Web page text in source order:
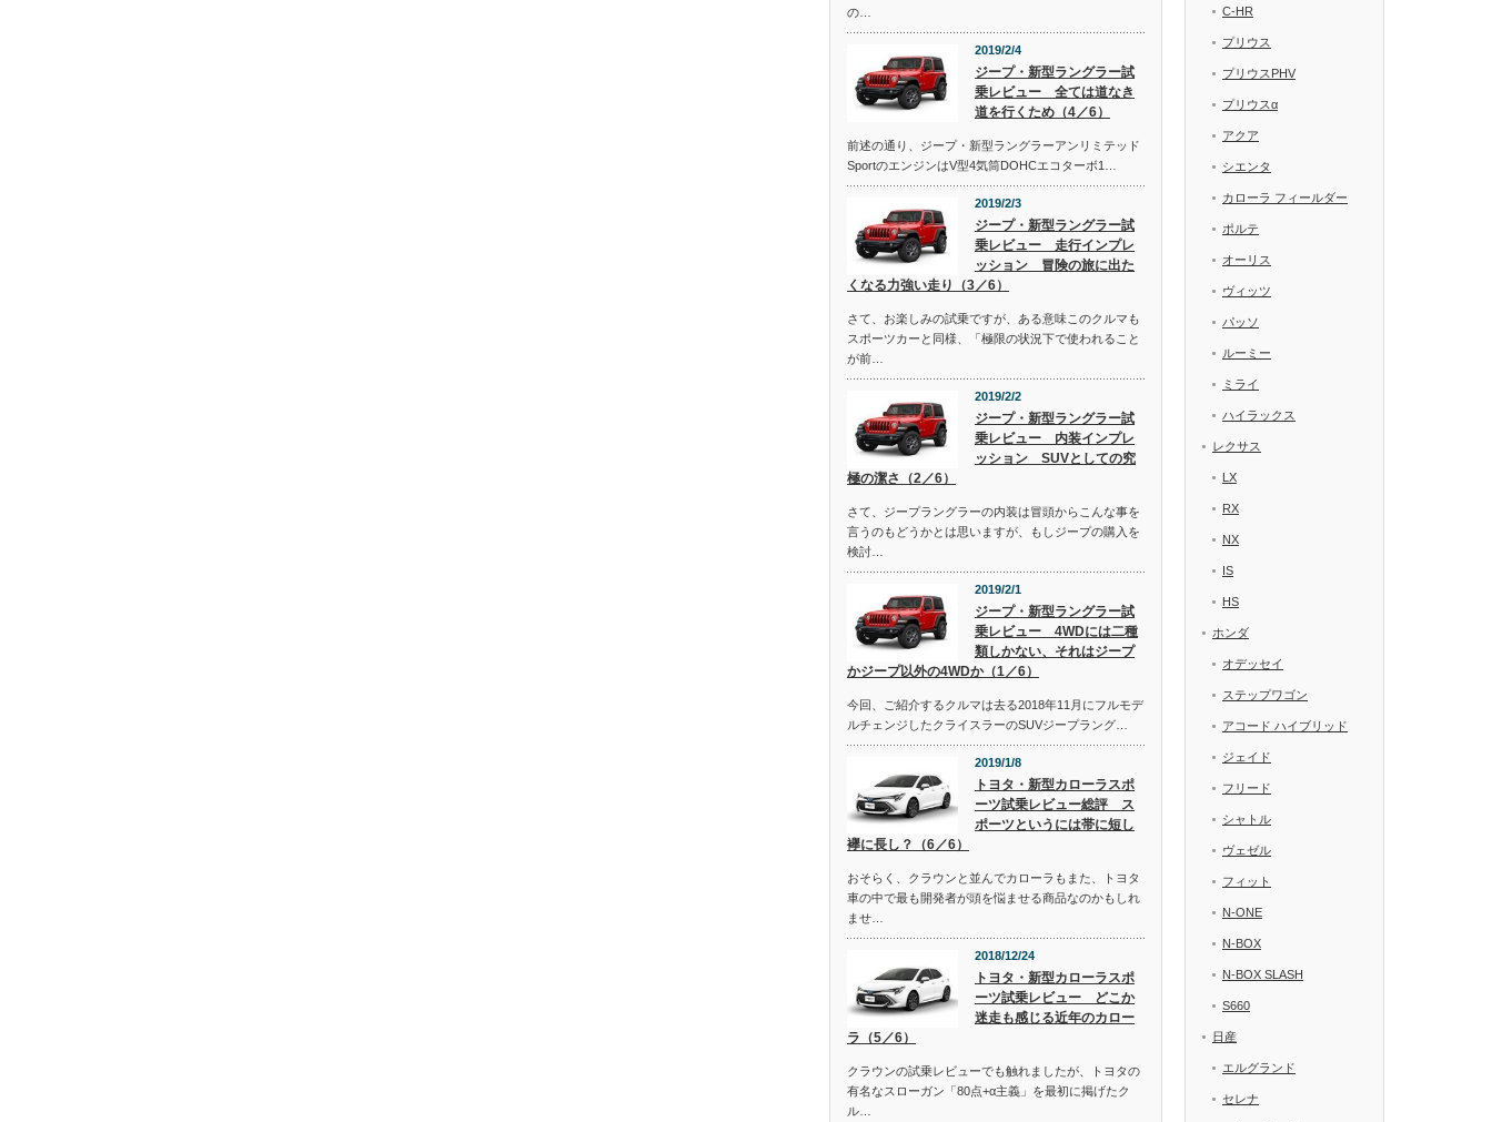
の…
2019/2/4
ジープ・新型ラングラー試
乗レビュー 全ては道なき
道を行くため（4／6）
前述の通り、ジープ・新型ラングラーアンリミテッド
SportのエンジンはV型4気筒DOHCエコターボ1…
2019/2/3
ジープ・新型ラングラー試
乗レビュー 走行インプレ
ッション 冒険の旅に出た
くなる力強い走り（3／6）
さて、お楽しみの試乗ですが、ある意味このクルマも
スポーツカーと同様、「極限の状況下で使われること
が前…
2019/2/2
ジープ・新型ラングラー試
乗レビュー 内装インプレ
ッション SUVとしての究
極の潔さ（2／6）
さて、ジープラングラーの内装は冒頭からこんな事を
言うのもどうかとは思いますが、もしジープの購入を
検討…
2019/2/1
ジープ・新型ラングラー試
乗レビュー 4WDには二種
類しかない、それはジープ
かジープ以外の4WDか（1／6）
今回、ご紹介するクルマは去る2018年11月にフルモデ
ルチェンジしたクライスラーのSUVジープラング…
2019/1/8
トヨタ・新型カローラスポ
ーツ試乗レビュー総評 ス
ポーツというには帯に短し
襷に長し？（6／6）
おそらく、クラウンと並んでカローラもまた、トヨタ
車の中で最も開発者が頭を悩ませる商品なのかもしれ
ませ…
2018/12/24
トヨタ・新型カローラスポ
ーツ試乗レビュー どこか
迷走も感じる近年のカロー
ラ（5／6）
クラウンの試乗レビューでも触れましたが、トヨタの
有名なスローガン「80点+α主義」を最初に掲げたク
ル…
C-HR
プリウス
プリウスPHV
プリウスα
アクア
シエンタ
カローラ フィールダー
ポルテ
オーリス
ヴィッツ
パッソ
ルーミー
ミライ
ハイラックス
レクサス
LX
RX
NX
IS
HS
ホンダ
オデッセイ
ステップワゴン
アコード ハイブリッド
ジェイド
フリード
シャトル
ヴェゼル
フィット
N-ONE
N-BOX
N-BOX SLASH
S660
日産
エルグランド
セレナ